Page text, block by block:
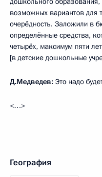
возможных вариантов для
очерёдность. Заложили в
определённые средства,
четырёх, максимум пяти
[в детские дошкольные
Д.Медведев: Это надо
<…>
География